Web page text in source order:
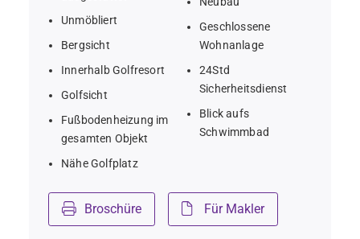
Unmöbliert
Bergsicht
Innerhalb Golfresort
Golfsicht
Fußbodenheizung im
gesamten Objekt
Nähe Golfplatz
Geschlossene
Wohnanlage
24Std
Sicherheitsdienst
Blick aufs
Schwimmbad
Broschüre Für Makler